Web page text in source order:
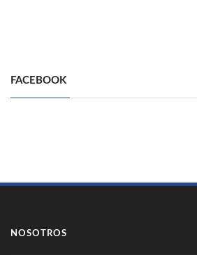
FACEBOOK
NOSOTROS